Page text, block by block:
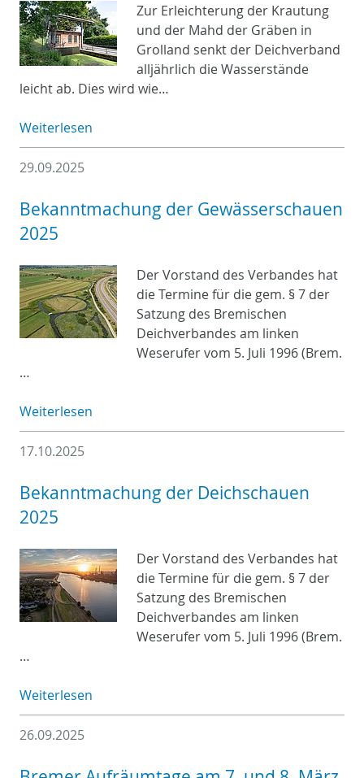
Zur Erleichterung der Krautung
und der Mahd der Gräben in
Grolland senkt der Deichverband
alljährlich die Wasserstände
leicht ab. Dies wird wie…
Weiterlesen
29.09.2025
Bekanntmachung der Gewässerschauen
2025
Der Vorstand des Verbandes hat
die Termine für die gem. § 7 der
Satzung des Bremischen
Deichverbandes am linken
Weserufer vom 5. Juli 1996 (Brem.
…
Weiterlesen
17.10.2025
Bekanntmachung der Deichschauen
2025
Der Vorstand des Verbandes hat
die Termine für die gem. § 7 der
Satzung des Bremischen
Deichverbandes am linken
Weserufer vom 5. Juli 1996 (Brem.
…
Weiterlesen
26.09.2025